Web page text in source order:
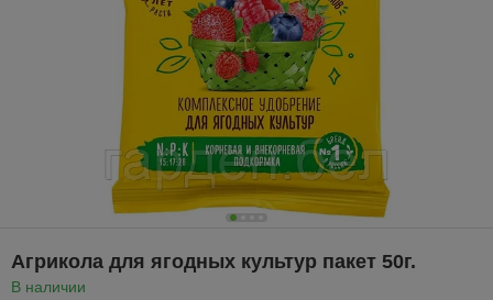
Агрикола для ягодных культур пакет 50г.
В наличии